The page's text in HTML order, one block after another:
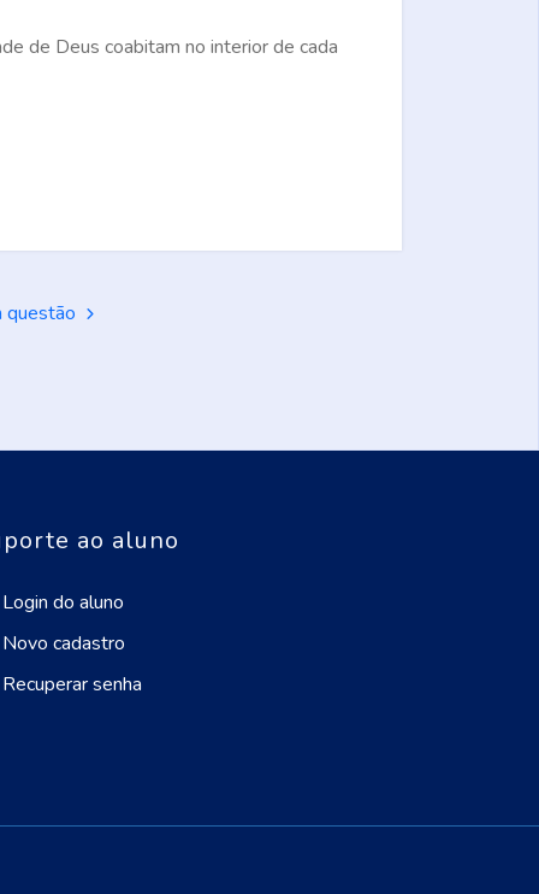
de Deus coabitam no interior de cada
questão
ao aluno
Login do aluno
Novo cadastro
Recuperar senha